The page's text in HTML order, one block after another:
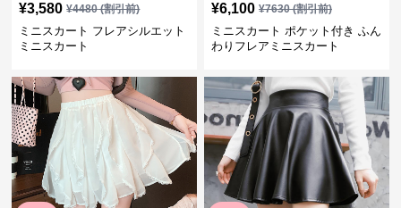
¥3,580 ¥4480(割引前)
ミニスカート フレアシルエット
ミニスカート
¥6,100 ¥7630(割引前)
ミニスカート ポケット付き ふん
わりフレアミニスカート